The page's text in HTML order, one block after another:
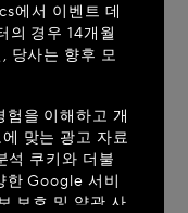
것을 환영
니다: United
습니까?
에서 이벤트 데
의 경우 14개월
당사는 향후 모
을 이해하고 개
맞는 광고 자료
석 쿠키와 더불
한 Google 서비
보호 및 약관 사